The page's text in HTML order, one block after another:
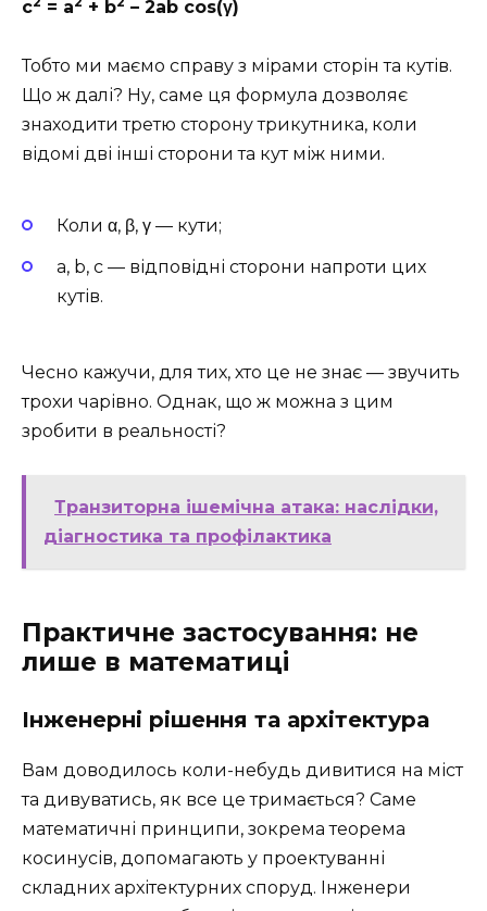
c = a + b – 2ab cos(γ)
Тобто ми маємо справу з мірами сторін та кутів.
Що ж далі? Ну, саме ця формула дозволяє
знаходити третю сторону трикутника, коли
відомі дві інші сторони та кут між ними.
Коли α, β, γ — кути;
a, b, c — відповідні сторони напроти цих
кутів.
Чесно кажучи, для тих, хто це не знає — звучить
трохи чарівно. Однак, що ж можна з цим
зробити в реальності?
Транзиторна ішемічна атака: наслідки,
діагностика та профілактика
Практичне застосування: не
лише в математиці
Інженерні рішення та архітектура
Вам доводилось коли-небудь дивитися на міст
та дивуватись, як все це тримається? Саме
математичні принципи, зокрема теорема
косинусів, допомагають у проектуванні
складних архітектурних споруд. Інженери